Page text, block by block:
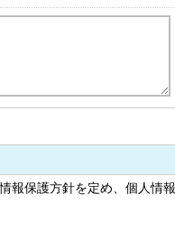
報保護方針を定め、個人情